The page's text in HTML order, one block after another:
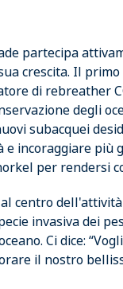
partecipa
crescita. Il
di rebreather
degli
subacquei
incoraggiare più
per rendersi
centro
invasiva dei
Ci dice:
il nostro